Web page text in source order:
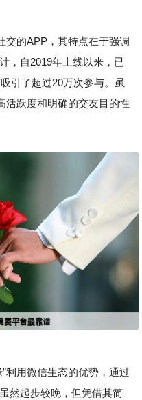
的APP，其特点在于强调
，自2019年上线以来，已
引了超过20万次参与。虽
活跃度和明确的交友目的性
用微信生态的优势，通过
然起步较晚，但凭借其简